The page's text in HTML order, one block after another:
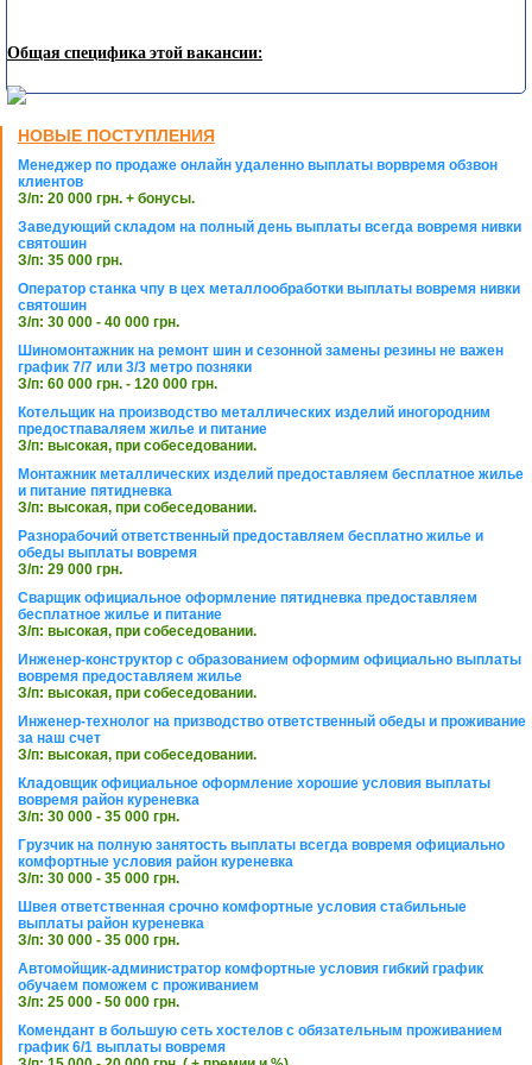
Общая специфика этой вакансии:
НОВЫЕ ПОСТУПЛЕНИЯ
Менеджер по продаже онлайн удаленно выплаты ворвремя обзвон
клиентов
З/п: 20 000 грн. + бонусы.
Заведующий складом на полный день выплаты всегда вовремя нивки
святошин
З/п: 35 000 грн.
Оператор станка чпу в цех металлообработки выплаты вовремя нивки
святошин
З/п: 30 000 - 40 000 грн.
Шиномонтажник на ремонт шин и сезонной замены резины не важен
график 7/7 или 3/3 метро позняки
З/п: 60 000 грн. - 120 000 грн.
Котельщик на производство металлических изделий иногородним
предостпаваляем жилье и питание
З/п: высокая, при собеседовании.
Монтажник металлических изделий предоставляем бесплатное жилье
и питание пятидневка
З/п: высокая, при собеседовании.
Разнорабочий ответственный предоставляем бесплатно жилье и
обеды выплаты вовремя
З/п: 29 000 грн.
Сварщик официальное оформление пятидневка предоставляем
бесплатное жилье и питание
З/п: высокая, при собеседовании.
Инженер-конструктор с образованием оформим официально выплаты
вовремя предоставляем жилье
З/п: высокая, при собеседовании.
Инженер-технолог на призводство ответственный обеды и проживание
за наш счет
З/п: высокая, при собеседовании.
Кладовщик официальное оформление хорошие условия выплаты
вовремя район куреневка
З/п: 30 000 - 35 000 грн.
Грузчик на полную занятость выплаты всегда вовремя официально
комфортные условия район куреневка
З/п: 30 000 - 35 000 грн.
Швея ответственная срочно комфортные условия стабильные
выплаты район куреневка
З/п: 30 000 - 35 000 грн.
Автомойщик-администратор комфортные условия гибкий график
обучаем поможем с проживанием
З/п: 25 000 - 50 000 грн.
Комендант в большую сеть хостелов с обязательным проживанием
график 6/1 выплаты вовремя